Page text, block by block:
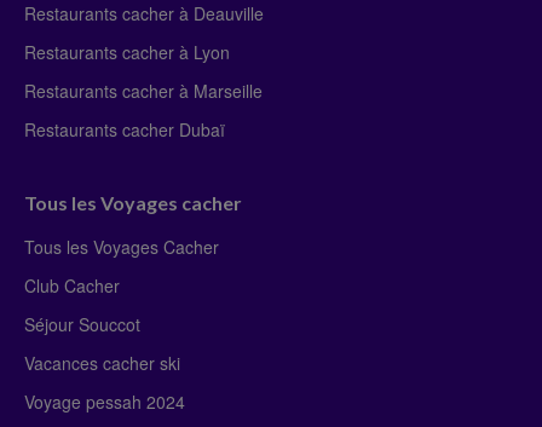
Restaurants cacher à Deauville
Restaurants cacher à Lyon
Restaurants cacher à Marseille
Restaurants cacher Dubaï
Tous les Voyages cacher
Tous les Voyages Cacher
Club Cacher
Séjour Souccot
Vacances cacher ski
Voyage pessah 2024